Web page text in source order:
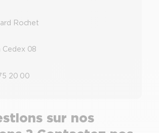
Rochet
Cedex 08
20 00
sur nos